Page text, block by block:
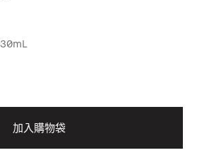
30mL
加入購物袋